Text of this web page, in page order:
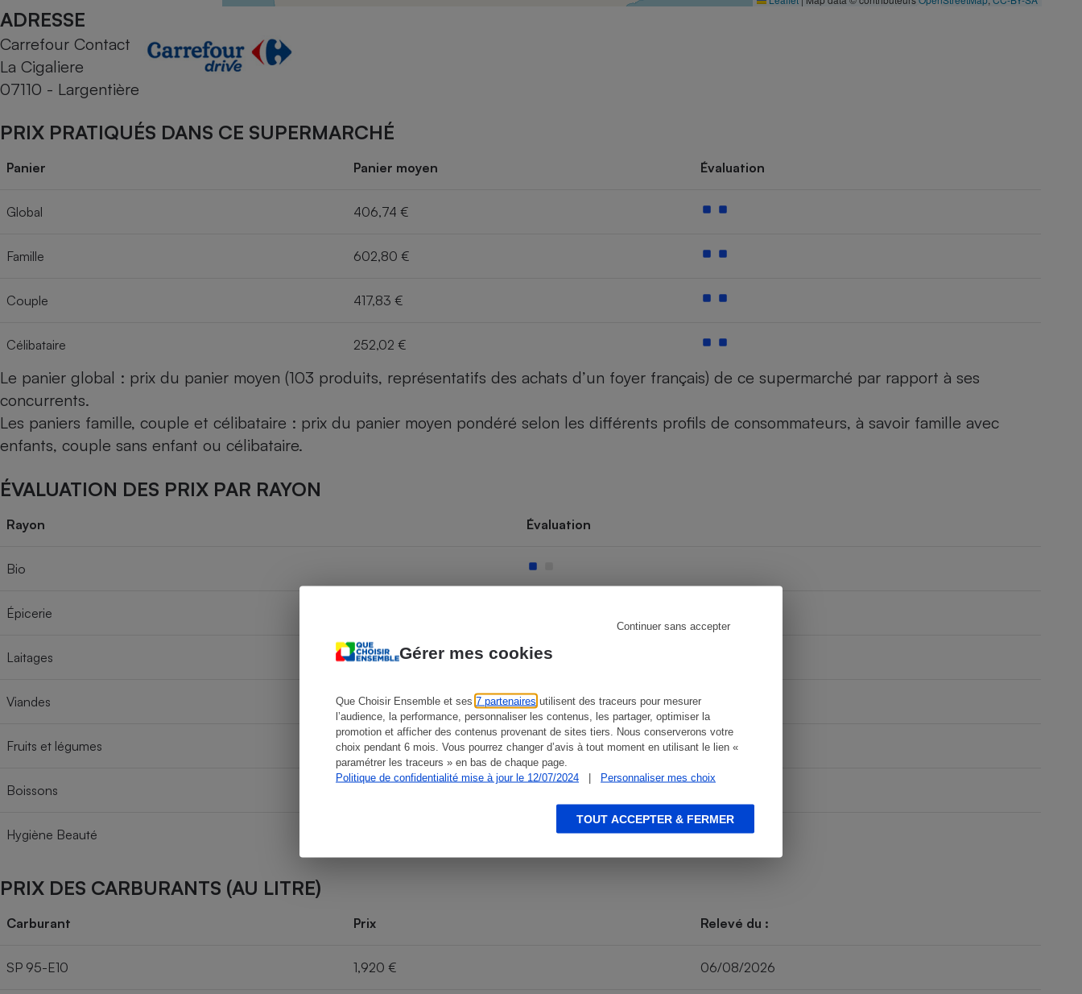
Gérer mes cookies
Que Choisir Ensemble et ses 7 partenaires utilisent des traceurs pour mesurer
l’audience, la performance, personnaliser les contenus, les partager, optimiser la
promotion et afficher des contenus provenant de sites tiers. Nous conserverons votre
choix pendant 6 mois. Vous pourrez changer d’avis à tout moment en utilisant le lien «
paramétrer les traceurs » en bas de chaque page.
Politique de confidentialité mise à jour le 12/07/2024
| Personnaliser mes choix
Continuer sans accepter
TOUT ACCEPTER & FERMER
ADRESSE
Carrefour Contact
La Cigaliere
07110 - Largentière
PRIX PRATIQUÉS DANS CE SUPERMARCHÉ
Panier Panier moyen Évaluation
Global 406,74 €
Famille 602,80 €
Couple 417,83 €
Célibataire 252,02 €
Le panier global : prix du panier moyen (103 produits, représentatifs des achats d’un foyer français) de ce supermarché par rapport à ses
concurrents.
Les paniers famille, couple et célibataire : prix du panier moyen pondéré selon les différents profils de consommateurs, à savoir famille avec
enfants, couple sans enfant ou célibataire.
ÉVALUATION DES PRIX PAR RAYON
Rayon Évaluation
Bio
Épicerie
Laitages
Viandes
Fruits et légumes
Boissons
Hygiène Beauté
PRIX DES CARBURANTS (AU LITRE)
Carburant Prix Relevé du :
SP 95-E10 1,920 € 06/08/2026
Cafetière à expressos
Téléphone mobile -
Radiateur électrique